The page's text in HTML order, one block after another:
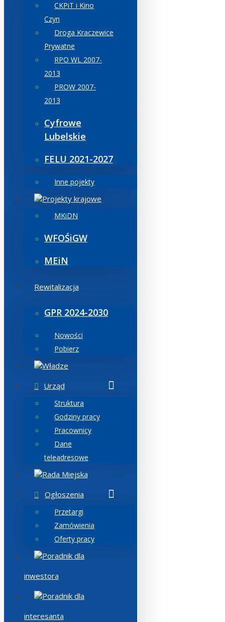
CKPiT i Kino
Czyn
Droga Kraczewice
Prywatne
RPO WL 2007-
2013
PROW 2007-
2013
Cyfrowe
Lubelskie
FELU 2021-2027
Inne pojekty
Projekty krajowe
MKiDN
WFOŚiGW
MEiN
Rewitalizacja
GPR 2024-2030
Nowości
Pobierz
Władze
Urząd
Struktura
Godziny pracy
Pracownicy
Dane
teleadresowe
Rada Miejska
Ogłoszenia
Przetargi
Zamówienia
Oferty pracy
Poradnik dla
inwestora
Poradnik dla
interesanta